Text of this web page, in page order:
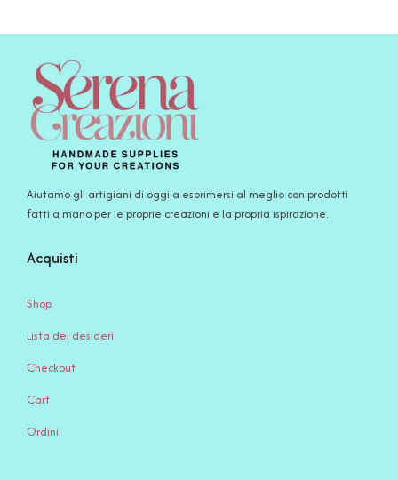
Aiutamo gli artigiani di oggi a esprimersi al meglio con prodotti
fatti a mano per le proprie creazioni e la propria ispirazione.
Acquisti
Shop
Lista dei desideri
Checkout
Cart
Ordini